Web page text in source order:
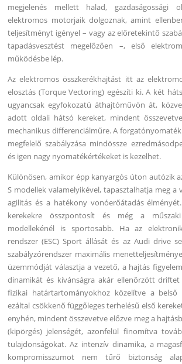
megjelenés mellett halad, gazdaságossági
elektromos motorjaik dolgoznak, amint
teljesítményt igényel – vagy az előretekintő
tapadásvesztést megelőzően –, első
működésbe lép.
Az elektromos összkerékhajtást itt az
elosztás (Torque Vectoring) egészíti ki. A két
ugyancsak egyfokozatú áthajtóművön át,
adott oldali hátsó kereket, mindent
mechanikus differenciálműre. A
megfelelő szabályzása mindössze
és igen nagy nyomatékértékeket is kezelhet.
Különösen, amikor épp kanyargós úton autózik
S modellek valamelyikével, tapasztalhatja meg a
agilitás és a hatékony vonóerőátadás
kerekekre összpontosít és még a
modellekénél is sportosabb. Ha az
rendszer (ESC) Sport állását és az Audi drive
szabályzórendszer maximális
üzemmódját választja a vezető, a hajtás
dinamikát és kívánságra akár ellenőrzött
fizikai határtartományokhoz közelítve a belső
ezáltal csökkenő függőleges terhelésű első
enyhén, mindent összevetve előzve meg a
(kipörgés) jelenségét, azonfelül finomítva
tulajdonságokat. Az intenzív dinamika, a
kompromisszumot nem tűrő biztonság